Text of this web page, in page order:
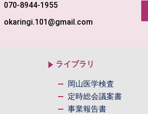
070-8944-1955
okaringi.101@gmail.com
ライブラリ
岡山医学検査
定時総会議案書
事業報告書